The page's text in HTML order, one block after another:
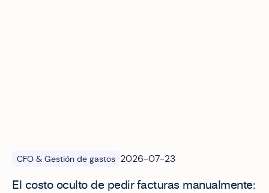
CFO & Gestión de gastos 2026-07-23
El costo oculto de pedir facturas manualmente: